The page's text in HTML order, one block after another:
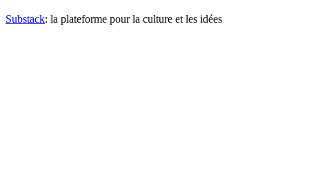
Substack: la plateforme pour la culture et les idées